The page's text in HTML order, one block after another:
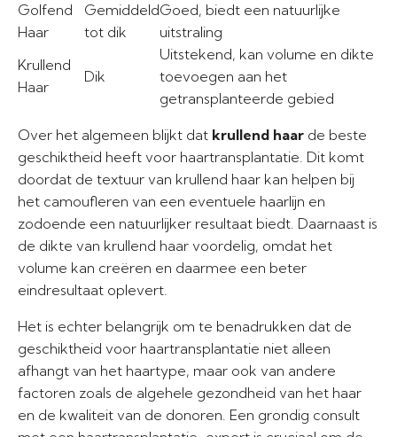
Golfend
Haar
Gemiddeld
tot dik
Goed, biedt een natuurlijke
uitstraling
Krullend
Haar
Dik
Uitstekend, kan volume en dikte
toevoegen aan het
getransplanteerde gebied
Over het algemeen blijkt dat krullend haar de beste
geschiktheid heeft voor haartransplantatie. Dit komt
doordat de textuur van krullend haar kan helpen bij
het camoufleren van een eventuele haarlijn en
zodoende een natuurlijker resultaat biedt. Daarnaast is
de dikte van krullend haar voordelig, omdat het
volume kan creëren en daarmee een beter
eindresultaat oplevert.
Het is echter belangrijk om te benadrukken dat de
geschiktheid voor haartransplantatie niet alleen
afhangt van het haartype, maar ook van andere
factoren zoals de algehele gezondheid van het haar
en de kwaliteit van de donoren. Een grondig consult